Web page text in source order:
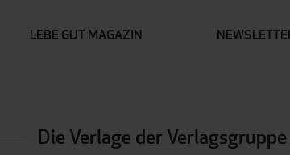
LEBE GUT MAGAZIN
Die Verlage der